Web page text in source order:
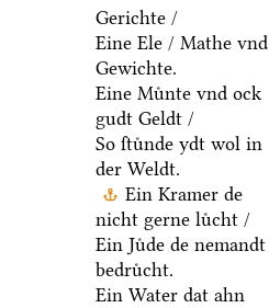
Gerichte /
Eine Ele / Mathe vnd
Gewichte.
Eine Muͤnte vnd ock
gudt Geldt /
So ſtuͤnde ydt wol in
der Weldt.
Ein Kramer de
nicht gerne luͤcht /
Ein Juͤde de nemandt
bedruͤcht.
Ein Water dat ahn